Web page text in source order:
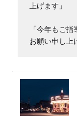
上げます」
「今年もご
お願い申し上